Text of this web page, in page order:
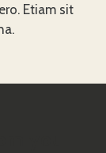
Etiam sit